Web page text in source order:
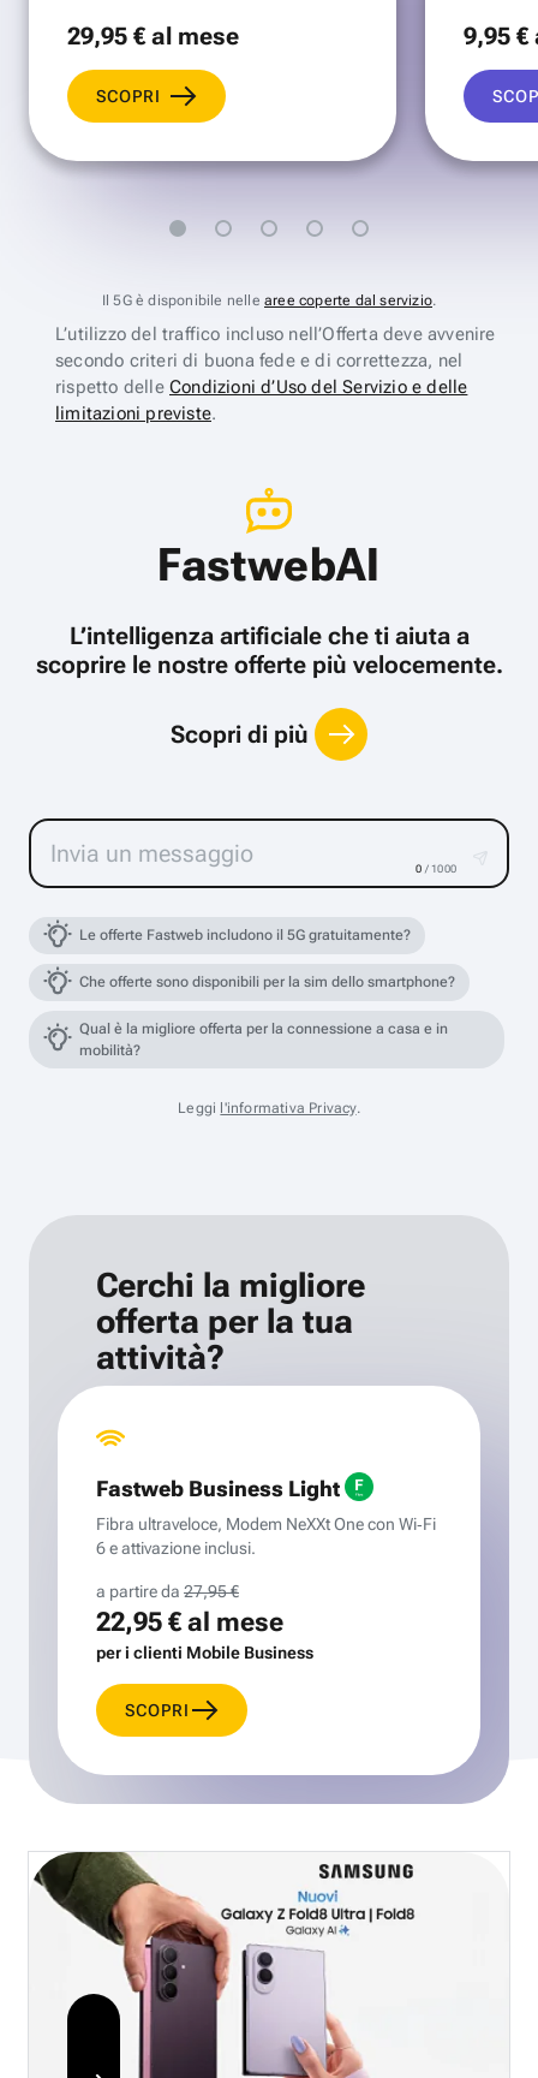
29,95 €al mese
SCOPRI
9,95 €
Il 5G è disponibile nelle aree coperte dal servizio.
L’utilizzo del traffico incluso nell’Offerta deve avvenire
secondo criteri di buona fede e di correttezza, nel
rispetto delle Condizioni d’Uso del Servizio e delle
limitazioni previste.
FastwebAI
L’intelligenza artificiale che ti aiuta a
scoprire le nostre offerte più velocemente.
Scopri di più
0 / 1000
Le offerte Fastweb includono il 5G gratuitamente?
Che offerte sono disponibili per la sim dello smartphone?
Qual è la migliore offerta per la connessione a casa e in
mobilità?
Leggi l'informativa Privacy.
Cerchi la migliore
offerta per la tua
attività?
Fastweb Business Light
Fibra ultraveloce, Modem NeXXt One con Wi‑Fi
6 e attivazione inclusi.
a partire da 27,95 €
22,95 €al mese
per i clienti Mobile Business
SCOPRI